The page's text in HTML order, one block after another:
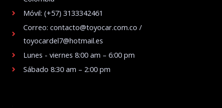
Móvil: (+57) 3133342461
Correo: contacto@toyocar.com.co /
toyocardel7@hotmail.es
Lunes - viernes 8:00 am – 6:00 pm
Sábado 8:30 am – 2:00 pm